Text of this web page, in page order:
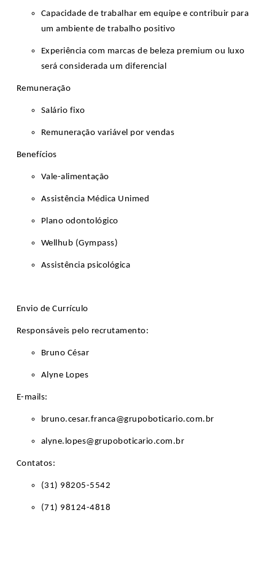
Capacidade de trabalhar em equipe e contribuir para
um ambiente de trabalho positivo
Experiência com marcas de beleza premium ou luxo
será considerada um diferencial
Remuneração
Salário fixo
Remuneração variável por vendas
Benefícios
Vale-alimentação
Assistência Médica Unimed
Plano odontológico
Wellhub (Gympass)
Assistência psicológica
Envio de Currículo
Responsáveis pelo recrutamento:
Bruno César
Alyne Lopes
E-mails:
bruno.cesar.franca@grupoboticario.com.br
alyne.lopes@grupoboticario.com.br
Contatos:
(31) 98205-5542
(71) 98124-4818